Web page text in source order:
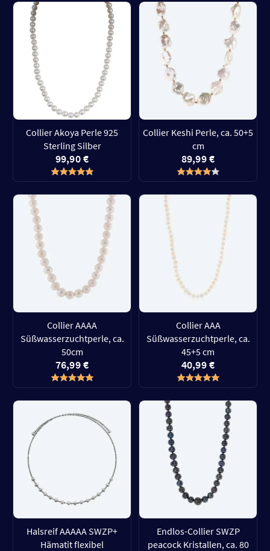
Collier Akoya Perle 925
Sterling Silber
99,90 €
Collier Keshi Perle, ca. 50+5
cm
89,99 €
Collier AAAA
Süßwasserzuchtperle, ca.
50cm
76,99 €
Collier AAA
Süßwasserzuchtperle, ca.
45+5 cm
40,99 €
Halsreif AAAAA SWZP+
Hämatit flexibel
Endlos-Collier SWZP
peacock Kristallen, ca. 80